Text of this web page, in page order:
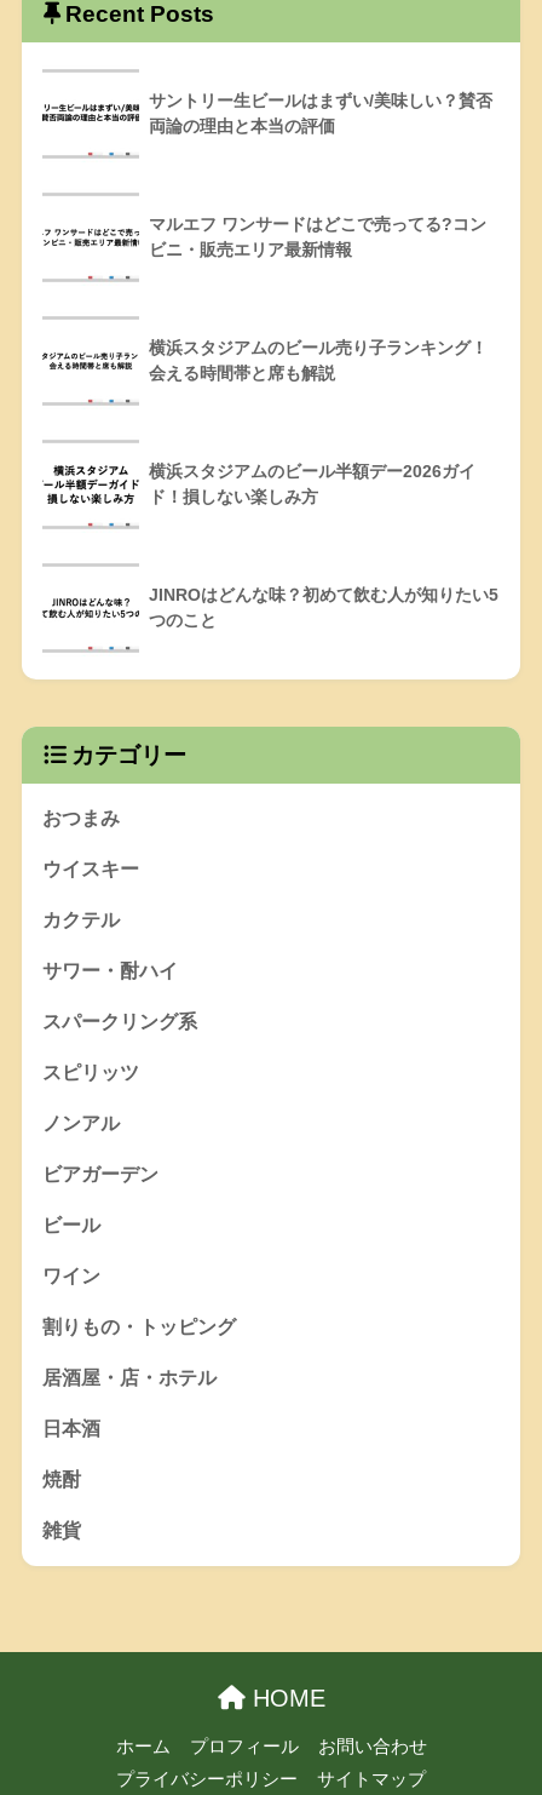
Recent Posts
サントリー生ビールはまずい/美味しい？賛否
両論の理由と本当の評価
マルエフ ワンサードはどこで売ってる?コン
ビニ・販売エリア最新情報
横浜スタジアムのビール売り子ランキング！
会える時間帯と席も解説
横浜スタジアムのビール半額デー2026ガイ
ド！損しない楽しみ方
JINROはどんな味？初めて飲む人が知りたい5
つのこと
カテゴリー
おつまみ
ウイスキー
カクテル
サワー・酎ハイ
スパークリング系
スピリッツ
ノンアル
ビアガーデン
ビール
ワイン
割りもの・トッピング
居酒屋・店・ホテル
日本酒
焼酎
雑貨
HOME
ホーム プロフィール
お問い合わせ
プライバシーポリシー
サイトマップ